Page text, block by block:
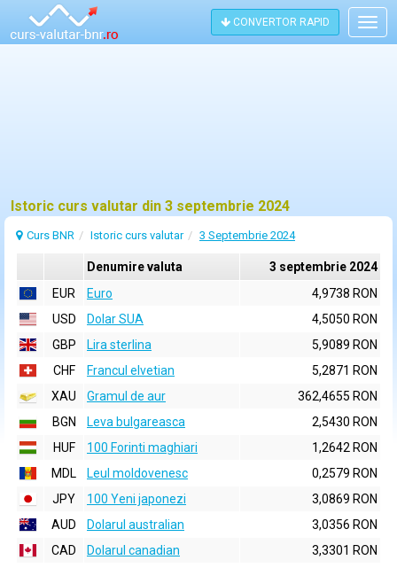
CONVERTOR RAPID
Istoric curs valutar din 3 septembrie 2024
Curs BNR Istoric curs valutar 3 Septembrie 2024
Denumire valuta
3 septembrie 2024
EUR
Euro
4,9738 RON
USD
Dolar SUA
4,5050 RON
GBP
Lira sterlina
5,9089 RON
CHF
Francul elvetian
5,2871 RON
XAU
Gramul de aur
362,4655 RON
BGN
Leva bulgareasca
2,5430 RON
HUF
100 Forinti maghiari
1,2642 RON
MDL
Leul moldovenesc
0,2579 RON
JPY
100 Yeni japonezi
3,0869 RON
AUD
Dolarul australian
3,0356 RON
CAD
Dolarul canadian
3,3301 RON